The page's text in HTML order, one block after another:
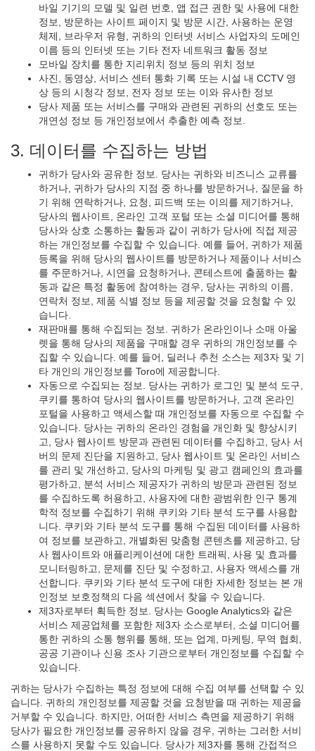
바일 기기의 모델 및 일련 번호, 앱 접근 권한 및 사용에 대한
정보, 방문하는 사이트 페이지 및 방문 시간, 사용하는 운영
체제, 브라우저 유형, 귀하의 인터넷 서비스 사업자의 도메인
이름 등의 인터넷 또는 기타 전자 네트워크 활동 정보
모바일 장치를 통한 지리위치 정보 등의 위치 정보
사진, 동영상, 서비스 센터 통화 기록 또는 시설 내 CCTV 영
상 등의 시청각 정보, 전자 정보 또는 이와 유사한 정보
당사 제품 또는 서비스를 구매와 관련된 귀하의 선호도 또는
개연성 정보 등 개인정보에서 추출한 예측 정보.
3. 데이터를 수집하는 방법
귀하가 당사와 공유한 정보. 당사는 귀하와 비즈니스 교류를
하거나, 귀하가 당사의 지점 중 하나를 방문하거나, 질문을 하
기 위해 연락하거나, 요청, 피드백 또는 이의를 제기하거나,
당사의 웹사이트, 온라인 고객 포털 또는 소셜 미디어를 통해
당사와 상호 소통하는 활동과 같이 귀하가 당사에 직접 제공
하는 개인정보를 수집할 수 있습니다. 예를 들어, 귀하가 제품
등록을 위해 당사의 웹사이트를 방문하거나 제품이나 서비스
를 주문하거나, 시연을 요청하거나, 콘테스트에 출품하는 활
동과 같은 특정 활동에 참여하는 경우, 당사는 귀하의 이름,
연락처 정보, 제품 식별 정보 등을 제공할 것을 요청할 수 있
습니다.
재판매를 통해 수집되는 정보. 귀하가 온라인이나 소매 아울
렛을 통해 당사의 제품을 구매할 경우 귀하의 개인정보를 수
집할 수 있습니다. 예를 들어, 딜러나 추천 소스는 제3자 및 기
타 개인의 개인정보를 Toro에 제공합니다.
자동으로 수집되는 정보. 당사는 귀하가 로그인 및 분석 도구,
쿠키를 통하여 당사의 웹사이트를 방문하거나, 고객 온라인
포털을 사용하고 액세스할 때 개인정보를 자동으로 수집할 수
있습니다. 당사는 귀하의 온라인 경험을 개인화 및 향상시키
고, 당사 웹사이트 방문과 관련된 데이터를 수집하고, 당사 서
버의 문제 진단을 지원하고, 당사 웹사이트 및 온라인 서비스
를 관리 및 개선하고, 당사의 마케팅 및 광고 캠페인의 효과를
평가하고, 분석 서비스 제공자가 귀하의 방문과 관련된 정보
를 수집하도록 허용하고, 사용자에 대한 광범위한 인구 통계
학적 정보를 수집하기 위해 쿠키와 기타 분석 도구를 사용합
니다. 쿠키와 기타 분석 도구를 통해 수집된 데이터를 사용하
여 정보를 보관하고, 개별화된 맞춤형 콘텐츠를 제공하고, 당
사 웹사이트와 애플리케이션에 대한 트래픽, 사용 및 효과를
모니터링하고, 문제를 진단 및 수정하고, 사용자 액세스를 개
선합니다. 쿠키와 기타 분석 도구에 대한 자세한 정보는 본 개
인정보 보호정책의 다음 섹션에서 찾을 수 있습니다.
제3자로부터 획득한 정보. 당사는 Google Analytics와 같은
서비스 제공업체를 포함한 제3자 소스로부터, 소셜 미디어를
통한 귀하의 소통 행위를 통해, 또는 업계, 마케팅, 무역 협회,
공공 기관이나 신용 조사 기관으로부터 개인정보를 수집할 수
있습니다.
귀하는 당사가 수집하는 특정 정보에 대해 수집 여부를 선택할 수 있
습니다. 귀하의 개인정보를 제공할 것을 요청받을 때 귀하는 제공을
거부할 수 있습니다. 하지만, 어떠한 서비스 측면을 제공하기 위해
당사가 필요한 개인정보를 공유하지 않을 경우, 귀하는 그러한 서비
스를 사용하지 못할 수도 있습니다. 당사가 제3자를 통해 간접적으